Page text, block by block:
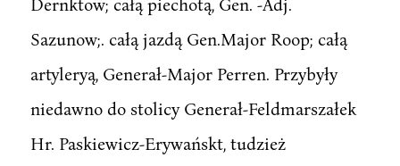
Sazunow;. całą jazdą Gen.Major Roop; całą
artyleryą, Generał-Major Perren. Przybyły
niedawno do stolicy Generał-Feldmarszałek
Hr. Paskiewicz-Erywańskt, tudzież